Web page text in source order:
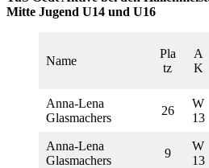
denist
Mitte Jugend U14 und U16
Name
Pla
tz
A
K
Anna-Lena
Glasmachers
26
W
13
Anna-Lena
Glasmachers
9
W
13